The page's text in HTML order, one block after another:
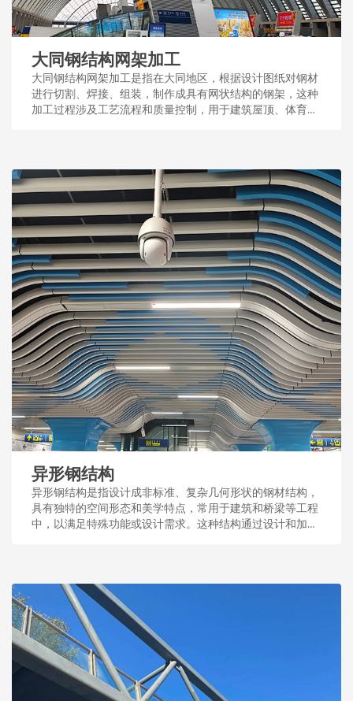
大同钢结构网架加工
大同钢结构网架加工是指在大同地区，根据设计图纸对钢材
进行切割、焊接、组装，制作成具有网状结构的钢架，这种
加工过程涉及工艺流程和质量控制，用于建筑屋顶、体育场
异形钢结构
异形钢结构是指设计成非标准、复杂几何形状的钢材结构，
具有独特的空间形态和美学特点，常用于建筑和桥梁等工程
中，以满足特殊功能或设计需求。这种结构通过设计和加